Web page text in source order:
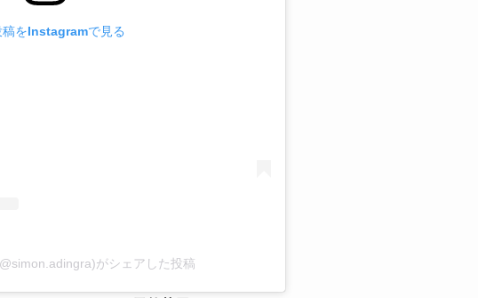
稿をInstagramで見る
がシェアした投稿